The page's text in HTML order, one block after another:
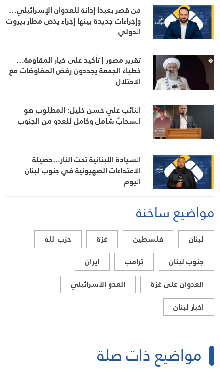
من قصر بعبدا إدانة للعدوان الإسرائيلي…
وإجراءات جديدة بينها إجراء يخص مطار بيروت
الدولي
تقرير مصور | تأكيد على خيار المقاومة…
خطباء الجمعة يجددون رفض المفاوضات مع
الاحتلال
النائب علي حسن خليل: المطلوب هو
انسحابٌ شامل وكامل للعدو من الجنوب
السيادة اللبنانية تحت النار…حصيلة
الاعتداءات الصهيونية في جنوب لبنان
اليوم
مواضيع ساخنة
لبنان فلسطين غزة
حزب الله
جنوب لبنان
ترامب
ايران
العدوان على غزة
العدو الاسرائيلي
اخبار لبنان
مواضيع ذات صلة